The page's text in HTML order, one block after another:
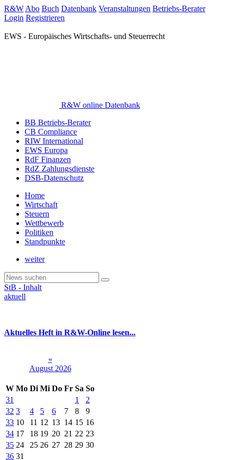
R&W Abo Buch Datenbank Veranstaltungen Betriebs-Berater
Login Registrieren
EWS - Europäisches Wirtschafts- und Steuerrecht
R&W online Datenbank
BB Betriebs-Berater
CB Compliance
RIW International
EWS Europa
RdF Finanzen
RdZ Zahlungsdienste
DSB-Datenschutz
Home
Wirtschaft
Steuern
Wettbewerb
Politiken
Standpunkte
weiter
StB - Inhalt
aktuell
Aktuelles Heft in R&W-Online lesen...
«
August 2026
W Mo Di Mi Do Fr Sa So
31
1
2
32 3 4 5 6 7 8
9
33 10 11 12 13 14 15 16
34 17 18 19 20 21 22 23
35 24 25 26 27 28 29 30
36 31